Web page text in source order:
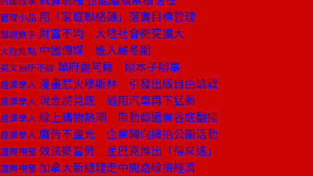
管理小品 用「家庭聯絡簿」落實目標管理
關鍵數字 財富不均 大陸社會衝突擴大
大陸焦點 中國傳媒 進入嚴冬期
英文無所不談 華府要阿扁 照本子辦事
經濟學人 漫畫惹火穆斯林 引發出版自由論戰
經濟學人 現金將見底 通用汽車再下猛藥
經濟學人 線上購物熱潮 帶動郵遞業谷底翻揚
經濟學人 廣告不靈光 企業轉向擁抱公關活動
國際視窗 效法麥當勞 星巴克推出「得來速」
國際視窗 加拿大新總理走中間路線拚經濟